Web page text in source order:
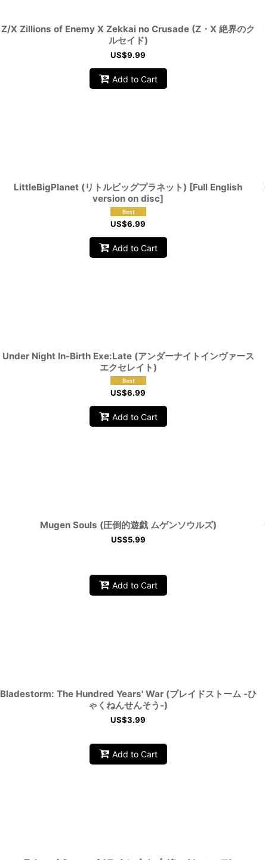
Z/X Zillions of Enemy X Zekkai no Crusade (Z・X 絶界のク
ルセイド)
US$9.99
Add to Cart
LittleBigPlanet (リトルビッグプラネット) [Full English
version on disc]
US$6.99
Add to Cart
Under Night In-Birth Exe:Late (アンダーナイトインヴァース
エクセレイト)
US$6.99
Add to Cart
Mugen Souls (圧倒的遊戯 ムゲンソウルズ)
US$5.99
Add to Cart
Bladestorm: The Hundred Years' War (ブレイドストーム -ひ
ゃくねんせんそう-)
US$3.99
Add to Cart